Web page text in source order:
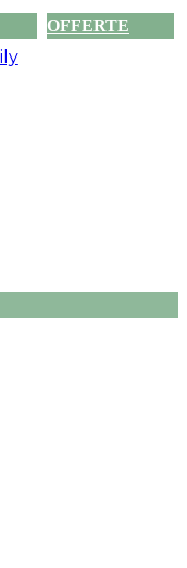
OFFERTE